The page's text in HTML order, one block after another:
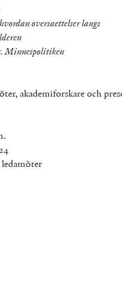
oversaettelser langs
Minnespolitiken
akademiforskare och